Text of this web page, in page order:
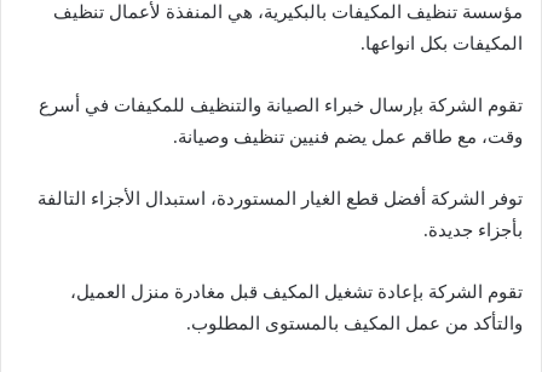
مؤسسة تنظيف المكيفات بالبكيرية، هي المنفذة لأعمال تنظيف
المكيفات بكل انواعها.
تقوم الشركة بإرسال خبراء الصيانة والتنظيف للمكيفات في أسرع
وقت، مع طاقم عمل يضم فنيين تنظيف وصيانة.
توفر الشركة أفضل قطع الغيار المستوردة، استبدال الأجزاء التالفة
بأجزاء جديدة.
تقوم الشركة بإعادة تشغيل المكيف قبل مغادرة منزل العميل،
والتأكد من عمل المكيف بالمستوى المطلوب.